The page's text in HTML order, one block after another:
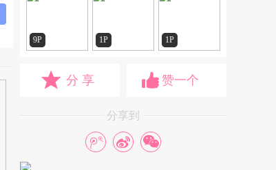
9P 1P 1P
分 享 赞一个
分享到